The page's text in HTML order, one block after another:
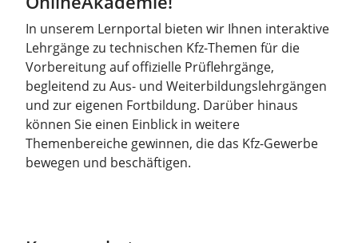
In unserem Lernportal bieten wir Ihnen interaktive
Lehrgänge zu technischen Kfz-Themen für die
Vorbereitung auf offizielle Prüflehrgänge,
begleitend zu Aus- und Weiterbildungslehrgängen
und zur eigenen Fortbildung. Darüber hinaus
können Sie einen Einblick in weitere
Themenbereiche gewinnen, die das Kfz-Gewerbe
bewegen und beschäftigen.